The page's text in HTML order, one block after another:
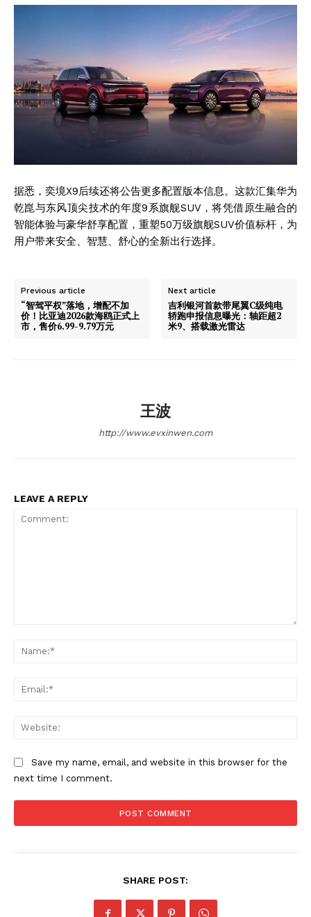
Magazine PRO
据悉，奕境X9后续还将公告更多配置版本信息。这款汇集华为
乾崑与东风顶尖技术的年度9系旗舰SUV，将凭借原生融合的
智能体验与豪华舒享配置，重塑50万级旗舰SUV价值标杆，为
用户带来安全、智慧、舒心的全新出行选择。
Previous article
“智驾平权”落地，增配不加
价！比亚迪2026款海鸥正式上
市，售价6.99-9.79万元
Next article
吉利银河首款带尾翼C级纯电
轿跑申报信息曝光：轴距超2
米9、搭载激光雷达
王波
http://www.evxinwen.com
LEAVE A REPLY
Save my name, email, and website in this browser for the
next time I comment.
SHARE POST: